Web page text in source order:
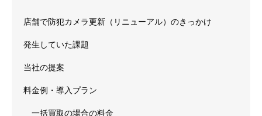
店舗で防犯カメラ更新（リニューアル）のきっかけ
発生していた課題
当社の提案
料金例・導入プラン
一括買取の場合の料金